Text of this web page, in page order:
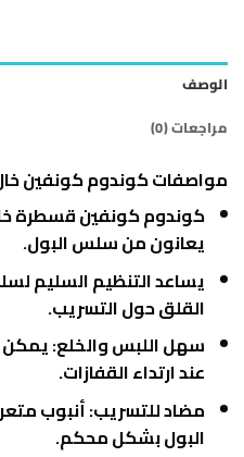
الوصف
مراجعات (0)
مواصفات كوندوم كونفين
كوندوم كونفين قسطرة
يعانون من سلس البول.
يساعد التنظيم السليم
القلق حول التسريب.
سهل اللبس والخلع:
عند ارتداء القفازات.
مضاد للتسريب: أنبوب
البول بشكل محكم.